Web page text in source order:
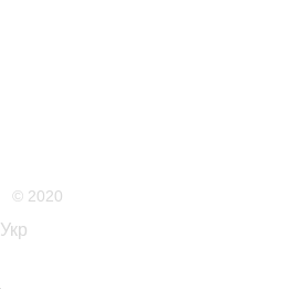
© 2020
Укр